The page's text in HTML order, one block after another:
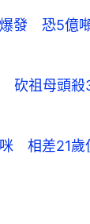
爆發 恐5億
砍祖母頭殺
相差21歲